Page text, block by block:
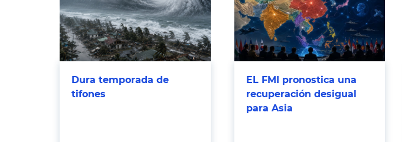
Dura temporada de
tifones
EL FMI pronostica una
recuperación desigual
para Asia